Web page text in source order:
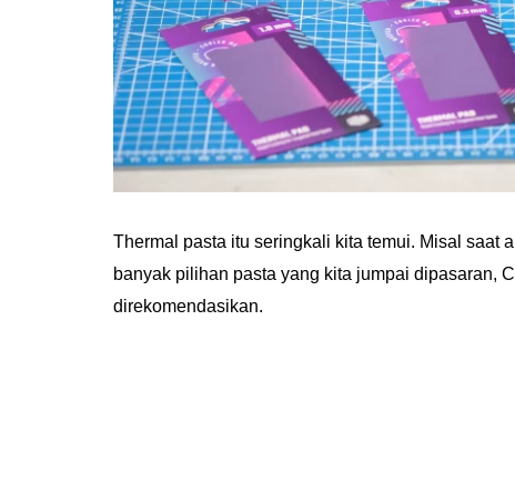
Thermal pasta itu seringkali kita temui. Misal saat
banyak pilihan pasta yang kita jumpai dipasaran,
direkomendasikan.